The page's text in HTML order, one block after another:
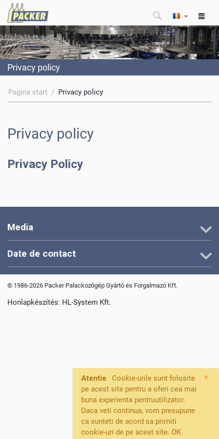
×
Atentie
Cookie-urile sunt folosite
pe acest site pentru a oferi cea mai
buna experienta pentruutilizator.
Daca veti continua, vom presupune
ca sunteti de acord sa primiti
cookie-uri de pe acest site. OK
Privacy policy
Pagina start / Privacy policy
Privacy policy
Privacy Policy
Media
Date de contact
© 1986-2026 Packer Palackozógép Gyártó és Forgalmazó Kft.
Honlapkészítés: HL-System Kft.